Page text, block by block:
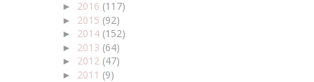
► 2016 (117)
► 2015 (92)
► 2014 (152)
► 2013 (64)
► 2012 (47)
► 2011 (9)